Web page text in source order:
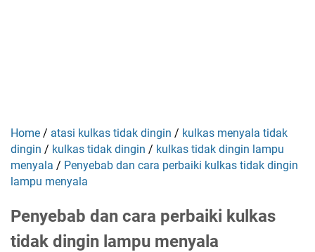
Home / atasi kulkas tidak dingin / kulkas menyala tidak
dingin / kulkas tidak dingin / kulkas tidak dingin lampu
menyala / Penyebab dan cara perbaiki kulkas tidak dingin
lampu menyala
Penyebab dan cara perbaiki kulkas
tidak dingin lampu menyala